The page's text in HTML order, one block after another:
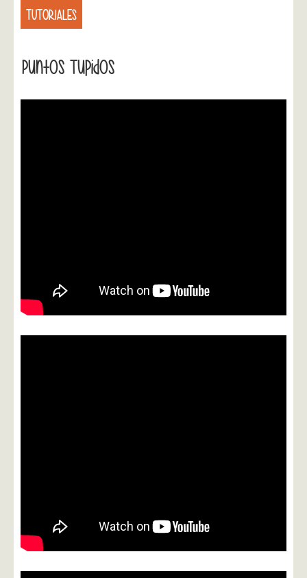
TUTORIALES
Puntos Tupidos